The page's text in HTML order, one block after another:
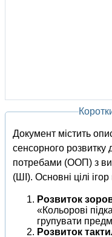
Документ містить
сенсорного розвитку
потребами (ООП) з
(ШІ). Основні цілі
Розвиток
«Кольорові
групувати
Розвиток